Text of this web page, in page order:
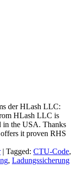
der HLash LLC:
HLash LLC is
in the USA. Thanks
it proven RHS
| Tagged: CTU-Code,
, Ladungssicherung